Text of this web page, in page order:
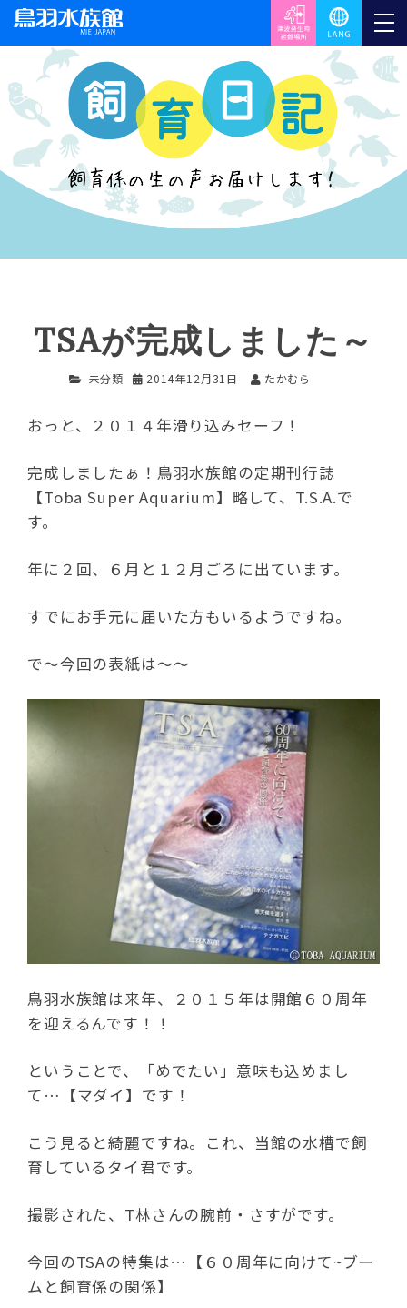
TSAが完成しました～
未分類 2014年12月31日 たかむら
おっと、２０１４年滑り込みセーフ！
完成しましたぁ！鳥羽水族館の定期刊行誌
【Toba Super Aquarium】略して、T.S.A.で
す。
年に２回、６月と１２月ごろに出ています。
すでにお手元に届いた方もいるようですね。
で～今回の表紙は～～
鳥羽水族館は来年、２０１５年は開館６０周年
を迎えるんです！！
ということで、「めでたい」意味も込めまし
て…【マダイ】です！
こう見ると綺麗ですね。これ、当館の水槽で飼
育しているタイ君です。
撮影された、T林さんの腕前・さすがです。
今回のTSAの特集は…【６０周年に向けて~ブー
ムと飼育係の関係】